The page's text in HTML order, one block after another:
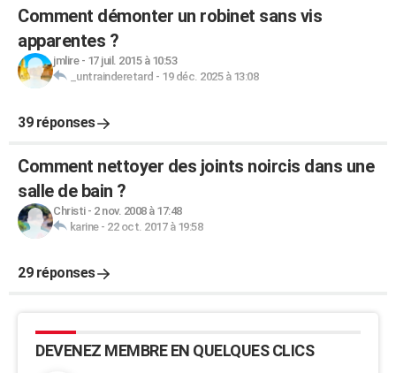
Comment démonter un robinet sans vis
apparentes ?
jmlire- 17 juil. 2015 à 10:53
_untrainderetard - 19 déc. 2025 à 13:08
39 réponses
Comment nettoyer des joints noircis dans une
salle de bain ?
Christi- 2 nov. 2008 à 17:48
karine- 22 oct. 2017 à 19:58
29 réponses
DEVENEZ MEMBRE EN QUELQUES CLICS